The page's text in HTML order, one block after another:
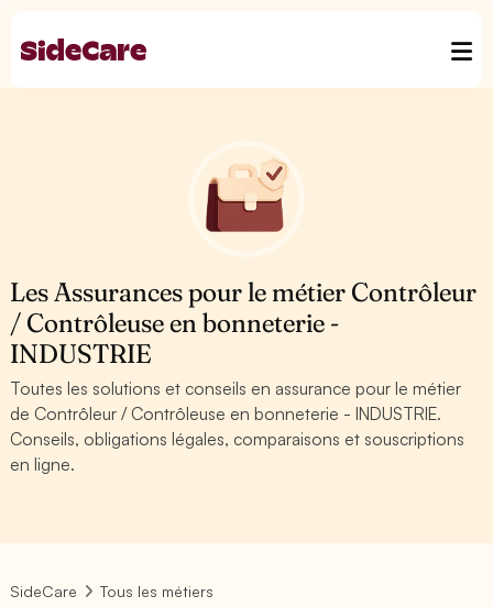
Les Assurances pour le métier Contrôleur
/ Contrôleuse en bonneterie -
INDUSTRIE
Toutes les solutions et conseils en assurance pour le métier
de Contrôleur / Contrôleuse en bonneterie - INDUSTRIE.
Conseils, obligations légales, comparaisons et souscriptions
en ligne.
SideCare
Tous les métiers